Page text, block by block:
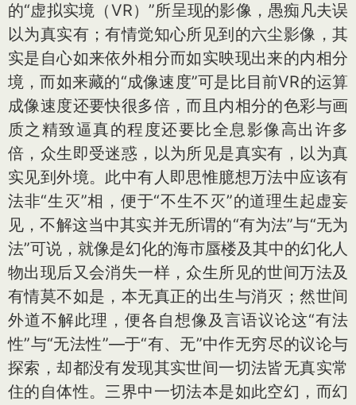
的“虚拟实境（VR）”所呈现的影像，愚痴凡夫误
以为真实有；有情觉知心所见到的六尘影像，其
实是自心如来依外相分而如实映现出来的内相分
境，而如来藏的“成像速度”可是比目前VR的运算
成像速度还要快很多倍，而且内相分的色彩与画
质之精致逼真的程度还要比全息影像高出许多
倍，众生即受迷惑，以为所见是真实有，以为真
实见到外境。此中有人即思惟臆想万法中应该有
法非“生灭”相，便于“不生不灭”的道理生起虚妄
见，不解这当中其实并无所谓的“有为法”与“无为
法”可说，就像是幻化的海市蜃楼及其中的幻化人
物出现后又会消失一样，众生所见的世间万法及
有情莫不如是，本无真正的出生与消灭；然世间
外道不解此理，便各自想像及言语议论这“有法
性”与“无法性”—于“有、无”中作无穷尽的议论与
探索，却都没有发现其实世间一切法皆无真实常
住的自体性。三界中一切法本是如此空幻，而幻